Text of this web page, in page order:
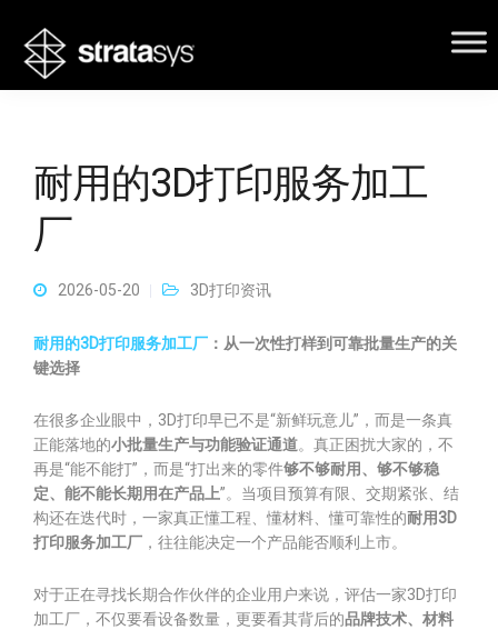
耐用的3D打印服务加工
厂
2026-05-20 3D打印资讯
耐用的3D打印服务加工厂 ：从一次性打样到可靠批量生产的关
键选择
在很多企业眼中，3D打印早已不是“新鲜玩意儿”，而是一条真
正能落地的小批量生产与功能验证通道。真正困扰大家的，不
再是“能不能打”，而是“打出来的零件够不够耐用、够不够稳
定、能不能长期用在产品上”。当项目预算有限、交期紧张、结
构还在迭代时，一家真正懂工程、懂材料、懂可靠性的耐用3D
打印服务加工厂 ，往往能决定一个产品能否顺利上市。
对于正在寻找长期合作伙伴的企业用户来说，评估一家3D打印
加工厂，不仅要看设备数量，更要看其背后的品牌技术、材料